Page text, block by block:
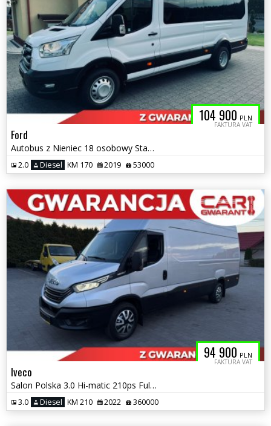
104 900 PLN
FAKTURA VAT
Ford
Autobus z Nieniec 18 osobowy Stan Idealny
2.0 Diesel KM 170 2019 53000
94 900 PLN
FAKTURA VAT
Iveco
Salon Polska 3.0 Hi-matic 210ps Ful Wypas
3.0 Diesel KM 210 2022 360000